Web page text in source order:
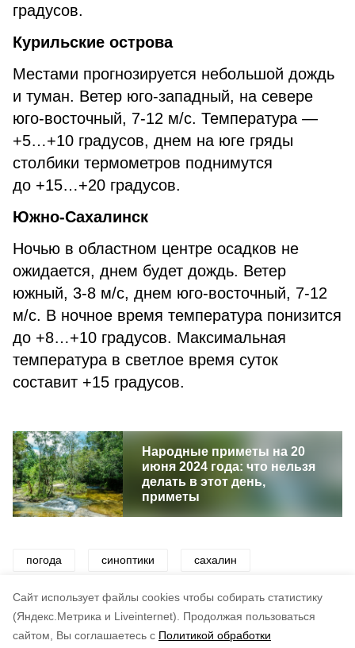
Cайт использует файлы cookies чтобы собирать статистику
(Яндекс.Метрика и Liveinternet).
Продолжая пользоваться
сайтом, Вы соглашаетесь с Политикой обработки
градусов.
Курильские острова
Местами прогнозируется небольшой дождь
и туман. Ветер юго-западный, на севере
юго-восточный, 7-12 м/с. Температура —
+5…+10 градусов, днем на юге гряды
столбики термометров поднимутся
до +15…+20 градусов.
Южно-Сахалинск
Ночью в областном центре осадков не
ожидается, днем будет дождь. Ветер
южный, 3-8 м/с, днем юго-восточный, 7-12
м/с. В ночное время температура понизится
до +8…+10 градусов. Максимальная
температура в светлое время суток
составит +15 градусов.
Народные приметы на 20
июня 2024 года: что нельзя
делать в этот день,
приметы
погода синоптики сахалин
прогноз погоды дождь лето